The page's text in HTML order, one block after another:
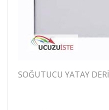
SOĞUTUCU YATAY